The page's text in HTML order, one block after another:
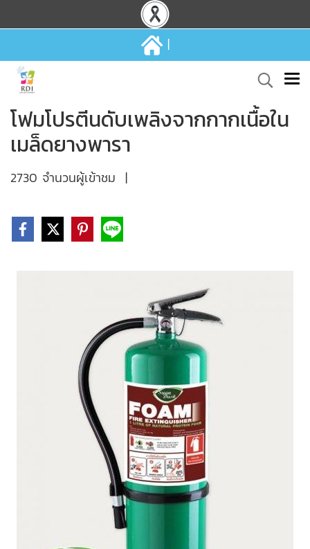
|
โฟมโปรตีนดับเพลิงจากกากเนื้อใน
เมล็ดยางพารา
2730 จำนวนผู้เข้าชม |